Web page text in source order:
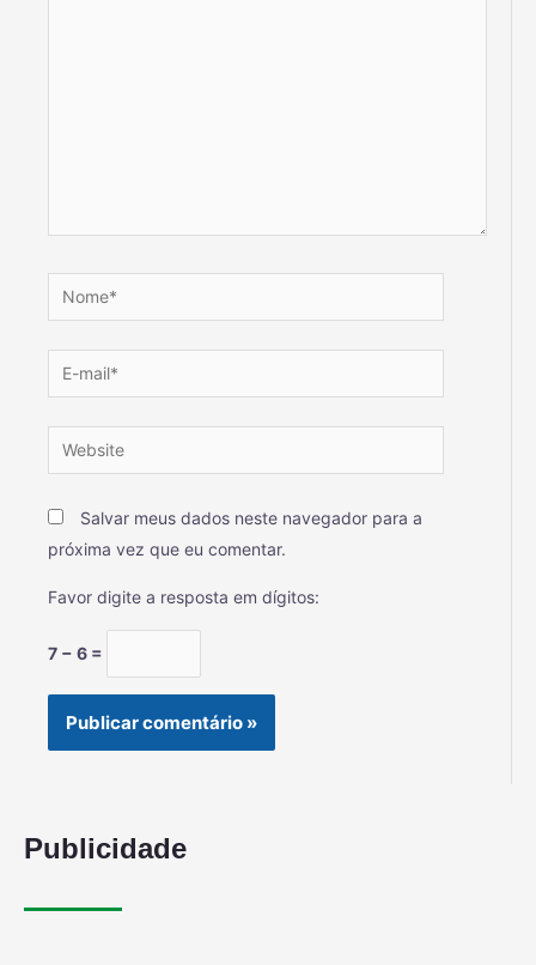
Salvar meus dados neste navegador para a
próxima vez que eu comentar.
Favor digite a resposta em dígitos:
7 − 6 =
Publicidade